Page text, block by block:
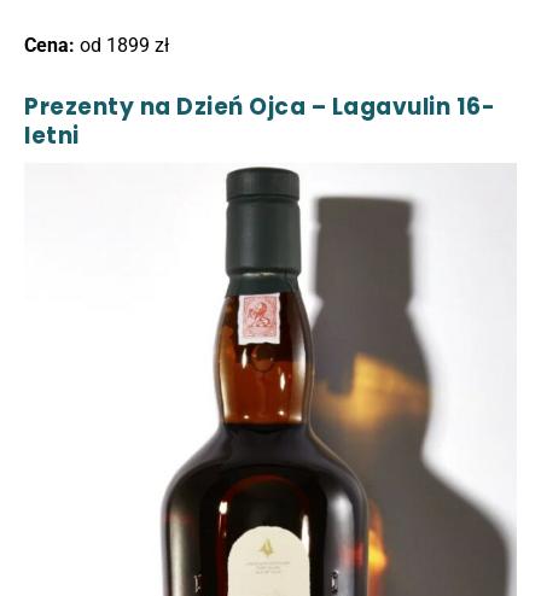
Cena: od 1899 zł
Prezenty na Dzień Ojca – Lagavulin 16-
letni